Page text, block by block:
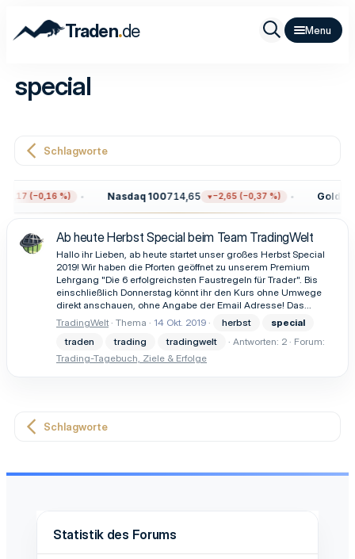
Traden.de
special
Schlagworte
(−0,16 %) Nasdaq 100714,65 −2,65 (−0,37 %) Gold
Ab heute Herbst Special beim Team TradingWelt
Hallo ihr Lieben, ab heute startet unser großes Herbst Special
2019! Wir haben die Pforten geöffnet zu unserem Premium
Lehrgang "Die 6 erfolgreichsten Faustregeln für Trader". Bis
einschließlich Donnerstag könnt ihr den Kurs ohne Umwege
direkt anschauen, ohne Angabe der Email Adresse! Das...
TradingWelt Thema 14 Okt. 2019 herbst
special
traden
trading tradingwelt Antworten: 2
Forum:
Trading-Tagebuch, Ziele & Erfolge
Schlagworte
Statistik des Forums